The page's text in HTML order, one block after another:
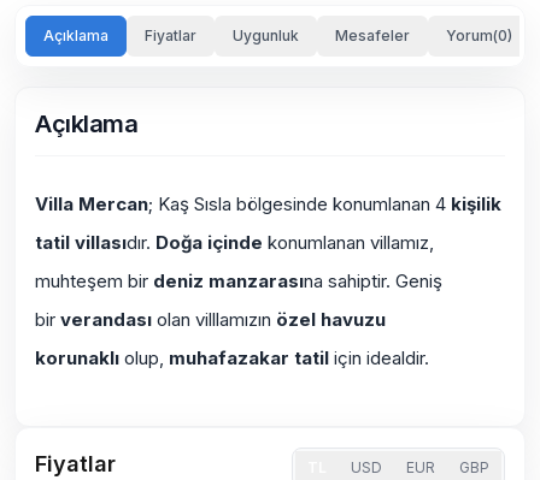
Açıklama Fiyatlar Uygunluk Mesafeler Yorum(0)
Açıklama
Villa Mercan; Kaş Sısla bölgesinde konumlanan 4 kişilik
tatil villasıdır. Doğa içinde konumlanan villamız,
muhteşem bir deniz manzarasına sahiptir. Geniş
bir verandası olan villlamızın özel havuzu
korunaklı olup, muhafazakar tatil için idealdir.
Fiyatlar USD EUR GBP